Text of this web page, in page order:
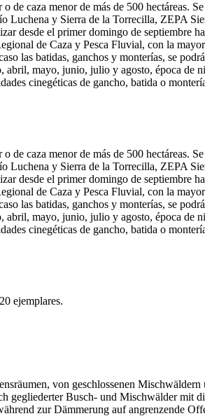
caza menor de más de 500 hectáreas.
Luchena y Sierra de la Torrecilla, ZEPA
desde el primer domingo de septiembre
de Caza y Pesca Fluvial, con la
las batidas, ganchos y monterías, se
mayo, junio, julio y agosto, época de
cinegéticas de gancho, batida o
caza menor de más de 500 hectáreas.
Luchena y Sierra de la Torrecilla, ZEPA
desde el primer domingo de septiembre
de Caza y Pesca Fluvial, con la
las batidas, ganchos y monterías, se
mayo, junio, julio y agosto, época de
cinegéticas de gancho, batida o
ejemplares.
von geschlossenen
gegliederter Busch- und Mischwälder
zur Dämmerung auf angrenzende